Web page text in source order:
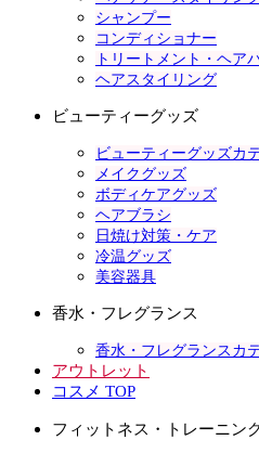
シャンプー
コンディショナー
トリートメント・ヘア
ヘアスタイリング
ビューティーグッズ
ビューティーグッズカ
メイクグッズ
ボディケアグッズ
ヘアブラシ
日焼け対策・ケア
冷温グッズ
美容器具
香水・フレグランス
香水・フレグランスカ
アウトレット
コスメ TOP
フィットネス・トレーニン